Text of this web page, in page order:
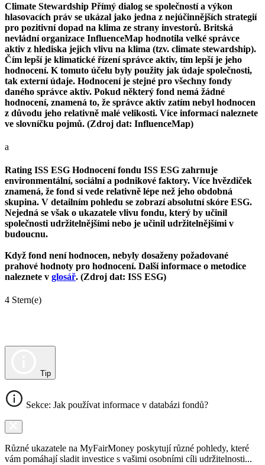
Climate Stewardship Přímý dialog se společností a výkon
hlasovacích práv se ukázal jako jedna z nejúčinnějších strategií
pro pozitivní dopad na klima ze strany investorů. Britská
nevládní organizace InfluenceMap hodnotila velké správce
aktiv z hlediska jejich vlivu na klima (tzv. climate stewardship).
Čím lepší je klimatické řízení správce aktiv, tím lepší je jeho
hodnocení. K tomuto účelu byly použity jak údaje společnosti,
tak externí údaje. Hodnocení je stejné pro všechny fondy
daného správce aktiv. Pokud některý fond nemá žádné
hodnocení, znamená to, že správce aktiv zatím nebyl hodnocen
z důvodu jeho relativně malé velikosti. Více informací naleznete
ve slovníčku pojmů. (Zdroj dat: InfluenceMap)
a
Rating ISS ESG Hodnocení fondu ISS ESG zahrnuje
environmentální, sociální a podnikové faktory. Více hvězdiček
znamená, že fond si vede relativně lépe než jeho obdobná
skupina. V detailním pohledu se zobrazí absolutní skóre ESG.
Nejedná se však o ukazatele vlivu fondu, který by učinil
společnosti udržitelnějšími nebo je učinil udržitelnějšími v
budoucnu.
Když fond není hodnocen, nebyly dosaženy požadované
prahové hodnoty pro hodnocení. Další informace o metodice
naleznete v glosář. (Zdroj dat: ISS ESG)
4 Stern(e)
Tip
Sekce: Jak používat informace v databázi fondů?
Různé ukazatele na MyFairMoney poskytují různé pohledy, které
vám pomáhají sladit investice s vašimi osobními cíli udržitelnosti...